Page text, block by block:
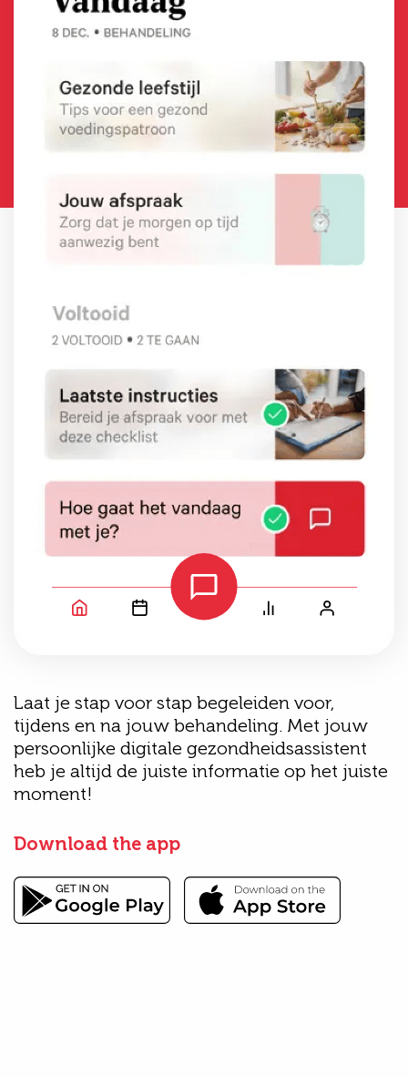
Laat je stap voor stap begeleiden voor,
tijdens en na jouw behandeling. Met jouw
persoonlijke digitale gezondheidsassistent
heb je altijd de juiste informatie op het juiste
moment!
Download the app